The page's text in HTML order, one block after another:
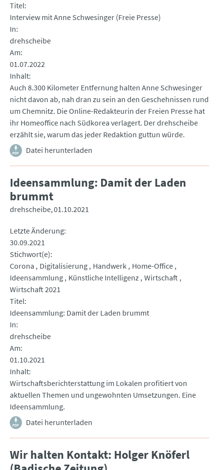
Titel
Interview mit Anne Schwesinger (Freie Presse)
In
drehscheibe
Am
01.07.2022
Inhalt
Auch 8.300 Kilometer Entfernung halten Anne Schwesinger
nicht davon ab, nah dran zu sein an den Geschehnissen rund
um Chemnitz. Die Online-Redakteurin der Freien Presse hat
ihr Homeoffice nach Südkorea verlagert. Der drehscheibe
erzählt sie, warum das jeder Redaktion guttun würde.
Datei herunterladen
Ideensammlung: Damit der Laden
brummt
drehscheibe 01.10.2021
Letzte Änderung
30.09.2021
Stichwort(e)
Corona
Digitalisierung Handwerk Home-Office
Ideensammlung Künstliche Intelligenz Wirtschaft
Wirtschaft 2021
Titel
Ideensammlung: Damit der Laden brummt
In
drehscheibe
Am
01.10.2021
Inhalt
Wirtschaftsberichterstattung im Lokalen profitiert von
aktuellen Themen und ungewohnten Umsetzungen. Eine
Ideensammlung.
Datei herunterladen
Wir halten Kontakt: Holger Knöferl